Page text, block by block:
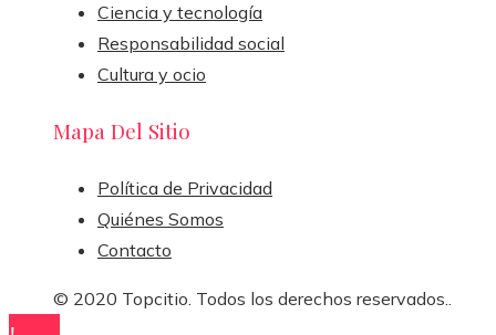
Ciencia y tecnología
Responsabilidad social
Cultura y ocio
Mapa Del Sitio
Política de Privacidad
Quiénes Somos
Contacto
© 2020 Topcitio. Todos los derechos reservados..